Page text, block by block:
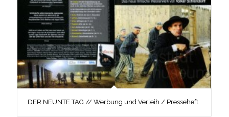
DER NEUNTE TAG // Werbung und Verleih / Presseheft